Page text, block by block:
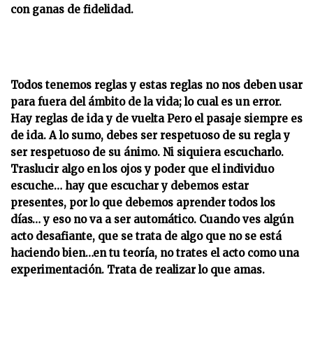
con ganas de fidelidad.
Todos tenemos reglas y estas reglas no nos deben usar
para fuera del ámbito de la vida; lo cual es un error.
Hay reglas de ida y de vuelta Pero el pasaje siempre es
de ida. A lo sumo, debes ser respetuoso de su regla y
ser respetuoso de su ánimo. Ni siquiera escucharlo.
Traslucir algo en los ojos y poder que el individuo
escuche… hay que escuchar y debemos estar
presentes, por lo que debemos aprender todos los
días… y eso no va a ser automático. Cuando ves algún
acto desafiante, que se trata de algo que no se está
haciendo bien…en tu teoría, no trates el acto como una
experimentación. Trata de realizar lo que amas.